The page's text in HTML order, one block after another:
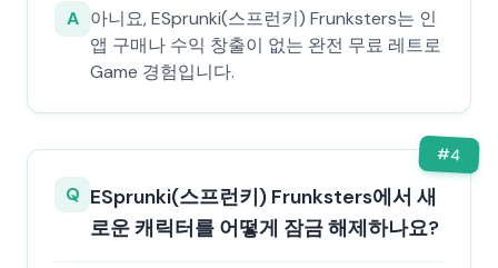
A 아니요, ESprunki(스프런키) Frunksters는 인
앱 구매나 수익 창출이 없는 완전 무료 레트로
Game 경험입니다.
#4
Q ESprunki(스프런키) Frunksters에서 새
로운 캐릭터를 어떻게 잠금 해제하나요?